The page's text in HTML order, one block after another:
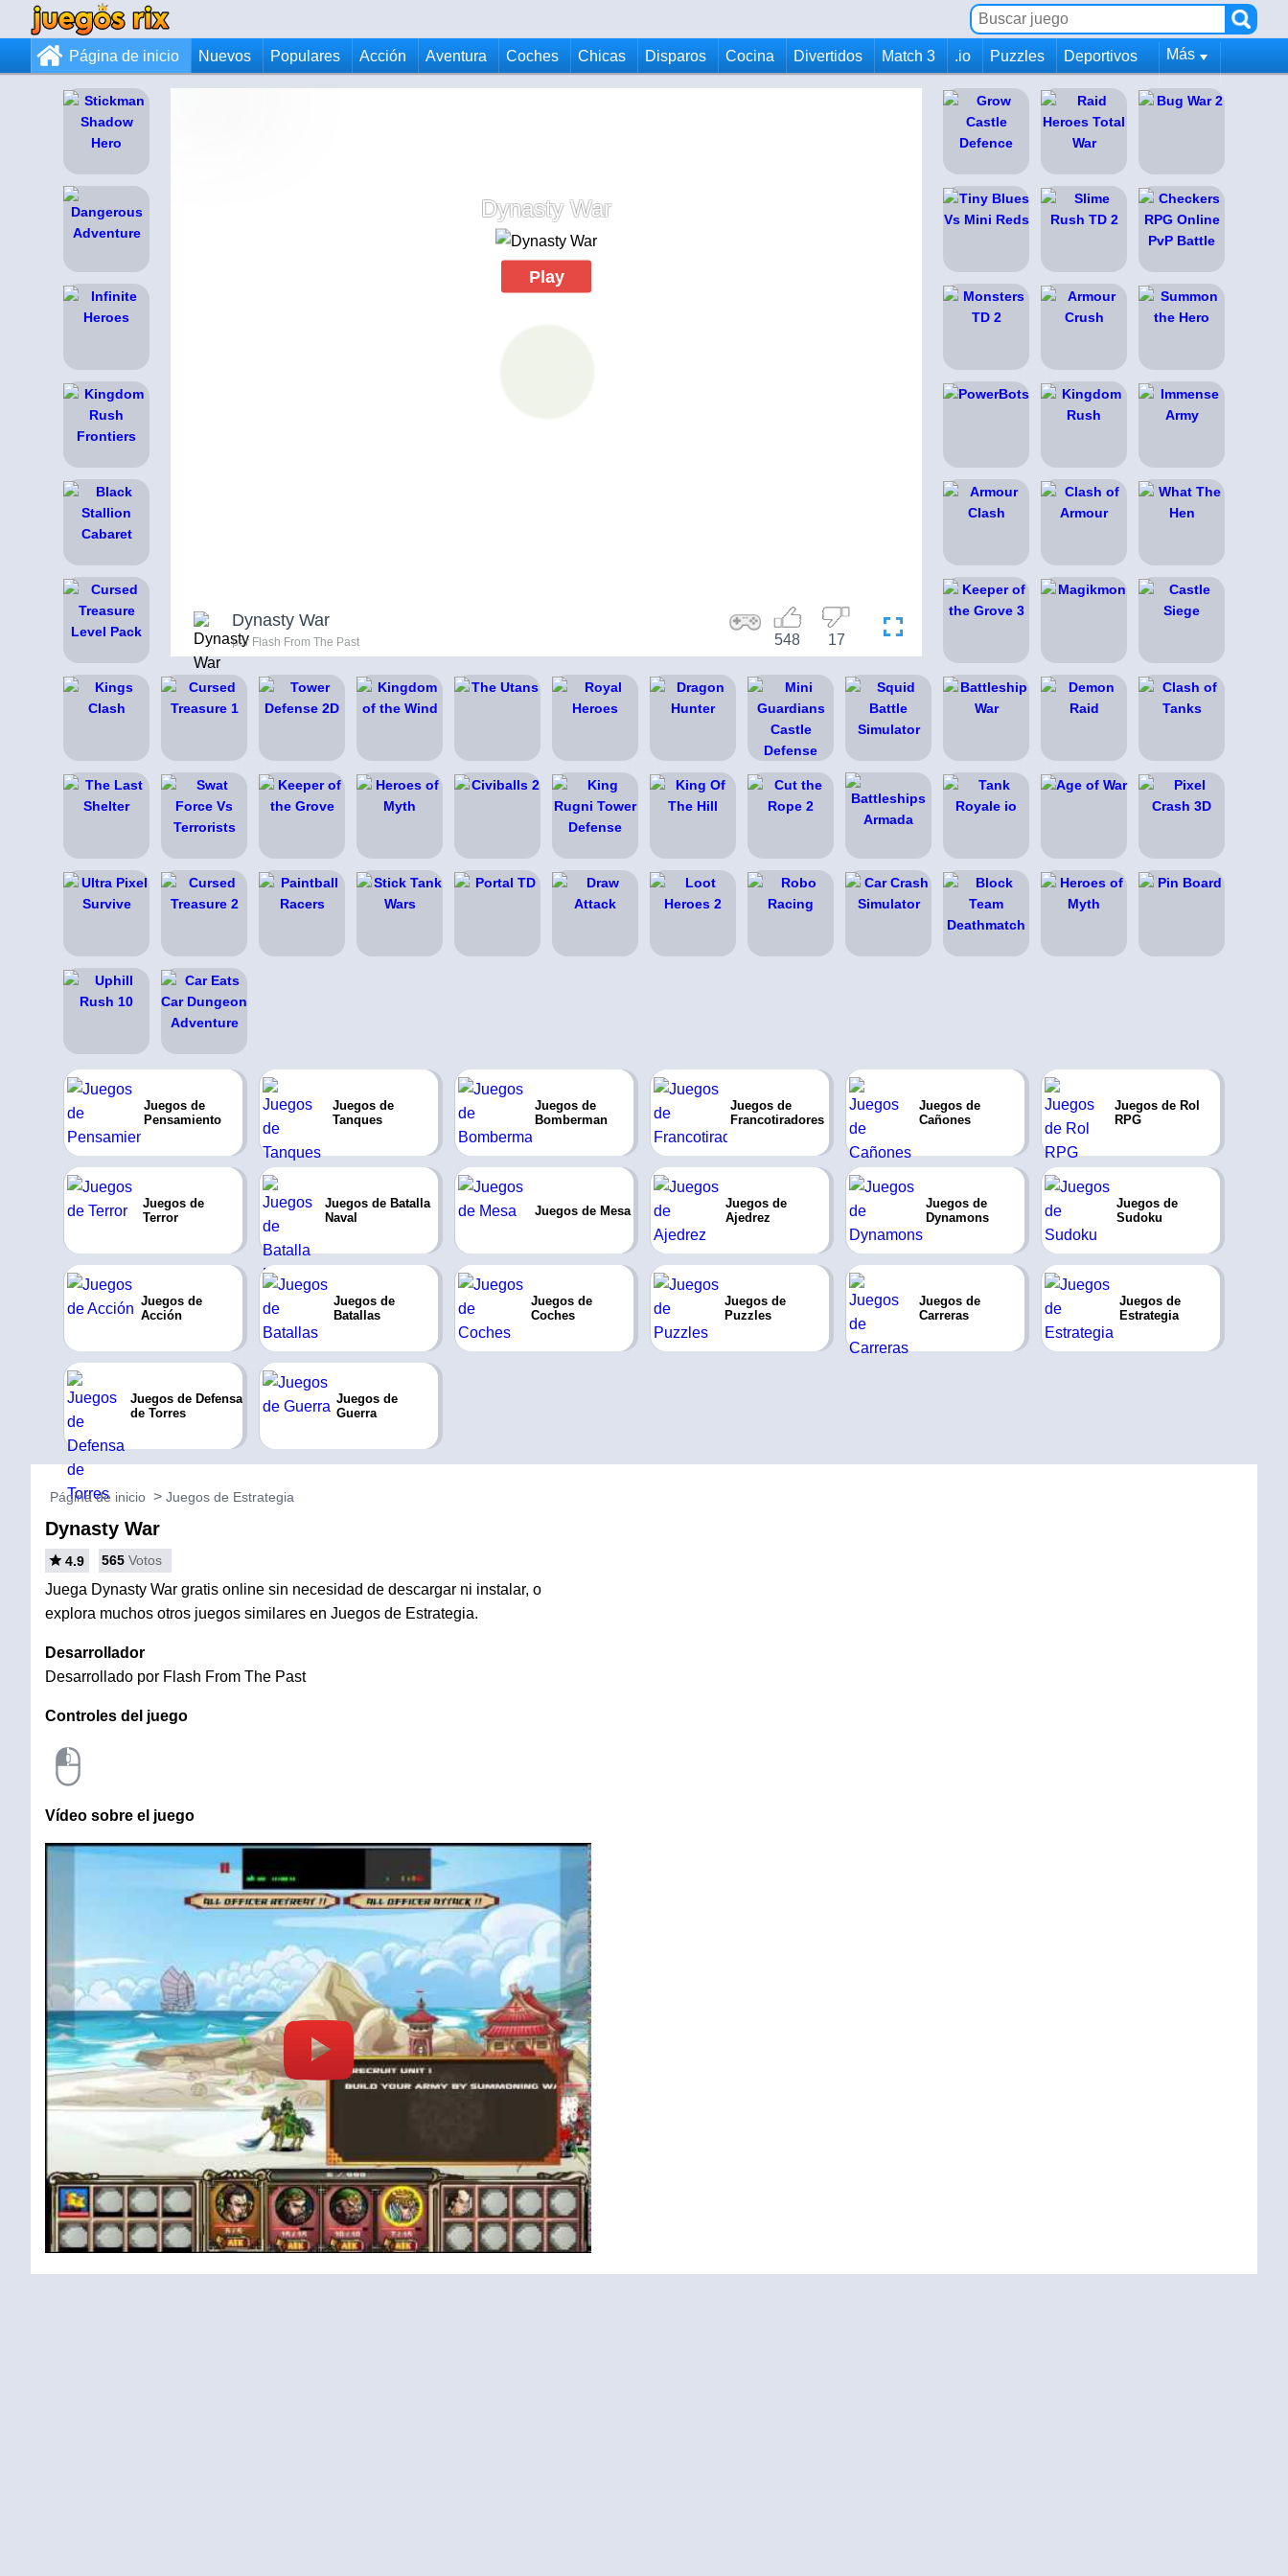
Página de inicio Nuevos Populares Acción Aventura Coches Chicas Disparos Cocina Divertidos Match 3 .io Puzzles Deportivos Más
Dynasty War
Play
Dynasty War
por Flash From The Past 17
548
Juegos de
Pensamiento
Juegos de
Tanques
Juegos de
Bomberman
Juegos de
Francotiradores
Juegos de
Cañones
Juegos de Rol
RPG
Juegos de
Terror
Juegos de Batalla
Naval
Juegos de Mesa
Juegos de
Ajedrez
Juegos de
Dynamons
Juegos de
Sudoku
Juegos de
Acción
Juegos de
Batallas
Juegos de
Coches
Juegos de
Puzzles
Juegos de
Carreras
Juegos de
Estrategia
Juegos de Defensa
de Torres
Juegos de
Guerra
Página de inicio Juegos de Estrategia
Dynasty War
4.9 565 Votos
Juega Dynasty War gratis online sin necesidad de descargar ni instalar, o
explora muchos otros juegos similares en Juegos de Estrategia.
Desarrollador
Desarrollado por Flash From The Past
Controles del juego
Vídeo sobre el juego